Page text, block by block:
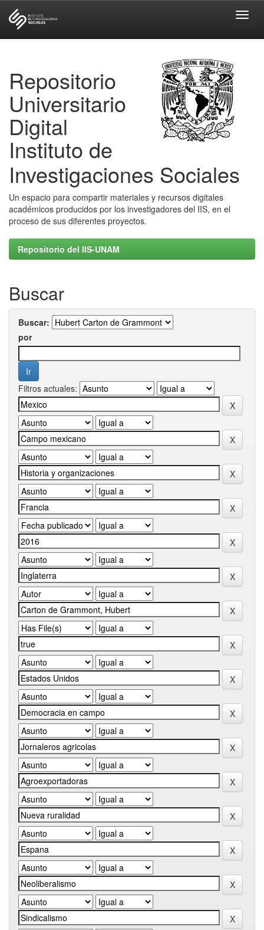
Repositorio
Universitario
Digital
Instituto de
Investigaciones Sociales
Un espacio para compartir materiales y recursos digitales
académicos producidos por los investigadores del IIS, en el
proceso de sus diferentes proyectos.
Repositorio del IIS-UNAM
Buscar
Buscar:
por
Filtros actuales: